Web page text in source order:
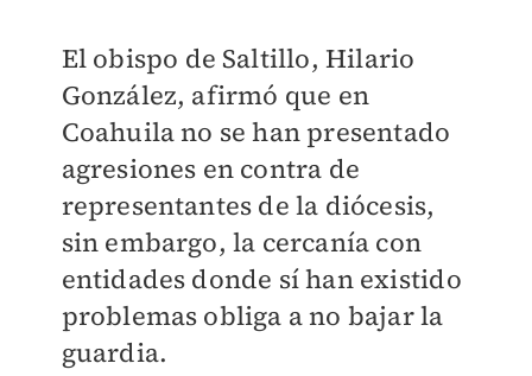
El obispo de Saltillo, Hilario
González, afirmó que en
Coahuila no se han presentado
agresiones en contra de
representantes de la diócesis,
sin embargo, la cercanía con
entidades donde sí han existido
problemas obliga a no bajar la
guardia.